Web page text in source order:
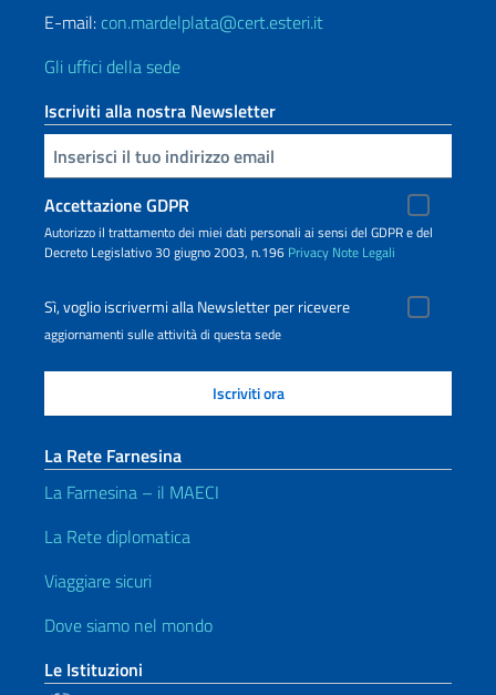
E-mail: con.mardelplata@cert.esteri.it
Gli uffici della sede
Iscriviti alla nostra Newsletter
Inserisci la tua email
Accettazione GDPR
Autorizzo il trattamento dei miei dati personali ai sensi del GDPR e del
Decreto Legislativo 30 giugno 2003, n.196 Privacy Note Legali
Sì, voglio iscrivermi alla Newsletter per ricevere
aggiornamenti sulle attività di questa sede
La Rete Farnesina
La Farnesina – il MAECI
La Rete diplomatica
Viaggiare sicuri
Dove siamo nel mondo
Le Istituzioni